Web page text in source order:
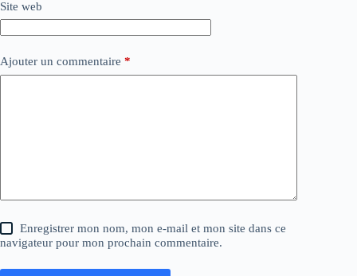
Site web
Ajouter un commentaire *
Enregistrer mon nom, mon e-mail et mon site dans ce
navigateur pour mon prochain commentaire.